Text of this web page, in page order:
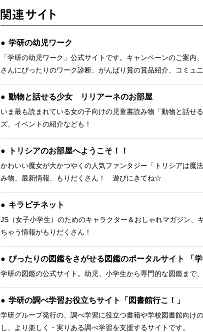
学研の幼児ワーク
「学研の幼児ワーク」公式サイトです。キャンペーンのご案
さんにぴったりのワーク診断、がんばり賞の賞品紹介、コミュ
動物と話せる少女 リリアーネのお部屋
いま最も読まれている女の子向けの児童書読み物「動物と話
ズ、イベントの紹介なども！
トリシアのお部屋へようこそ！！
かわいい魔女が大かつやくの人気ファンタジー「トリシアは
み物、最新情報、もりだくさん！ 遊びにきてね☆
キラピチネット
JS（女子小学生）のためのキャラクター＆おしゃれマガジン
ちゃう情報がもりだくさん！
ぴったりの図鑑をさがせる図鑑のポータルサイト 「学
学研の図鑑の公式サイト。幼児、小学生から専門的な図鑑まで
学研の調べ学習お役立ちサイト「図書館行こ！」
学研グループ発行の、調べ学習に役立つ書籍や学校図書館向け
し、より楽しく・実りある調べ学習を支援するサイトです。